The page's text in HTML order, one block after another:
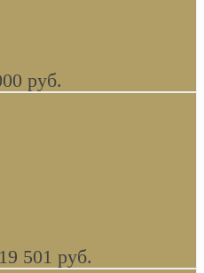
овальная
с рисунком синяя
руб.
дерева, светло
+ серебро
501 руб.